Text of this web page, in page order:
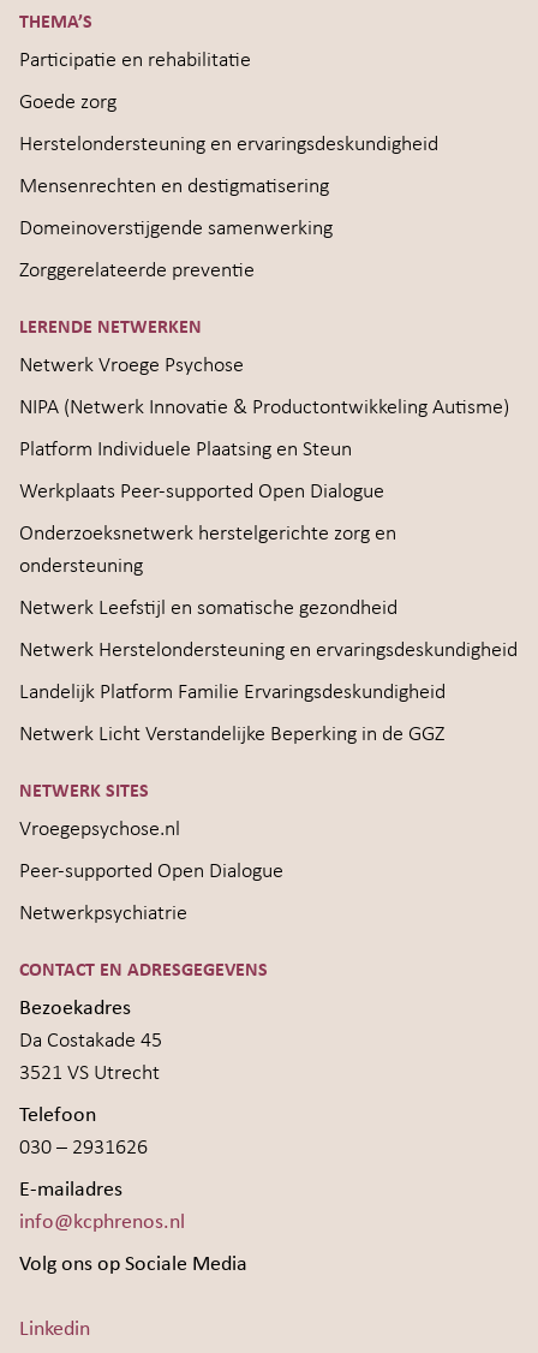
THEMA’S
Participatie en rehabilitatie
Goede zorg
Herstelondersteuning en ervaringsdeskundigheid
Mensenrechten en destigmatisering
Domeinoverstijgende samenwerking
Zorggerelateerde preventie
LERENDE NETWERKEN
Netwerk Vroege Psychose
NIPA (Netwerk Innovatie & Productontwikkeling Autisme)
Platform Individuele Plaatsing en Steun
Werkplaats Peer-supported Open Dialogue
Onderzoeksnetwerk herstelgerichte zorg en
ondersteuning
Netwerk Leefstijl en somatische gezondheid
Netwerk Herstelondersteuning en ervaringsdeskundigheid
Landelijk Platform Familie Ervaringsdeskundigheid
Netwerk Licht Verstandelijke Beperking in de GGZ
NETWERK SITES
Vroegepsychose.nl
Peer-supported Open Dialogue
Netwerkpsychiatrie
CONTACT EN ADRESGEGEVENS
Bezoekadres
Da Costakade 45
3521 VS Utrecht
Telefoon
030 – 2931626
E-mailadres
info@kcphrenos.nl
Volg ons op Sociale Media
Linkedin